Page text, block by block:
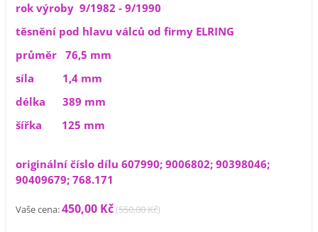
rok výroby 9/1982 - 9/1990
těsnění pod hlavu válců od firmy ELRING
průměr 76,5 mm
síla 1,4 mm
délka 389 mm
šířka 125 mm
originální číslo dílu 607990; 9006802; 90398046;
90409679; 768.171
Vaše cena:450,00 Kč(550,00 Kč)